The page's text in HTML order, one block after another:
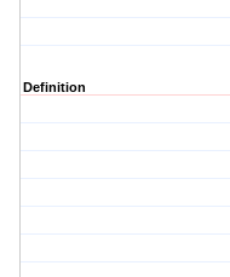
Definition